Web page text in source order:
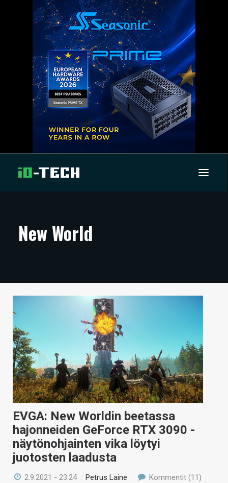
ARTIKKELIT
TECHBBS
TIETOA
HINTA.FI
KAUPPA
VAIHDA TEEMA
HAKU
New World
EVGA: New Worldin beetassa
hajonneiden GeForce RTX 3090 -
näytönohjainten vika löytyi
juotosten laadusta
2.9.2021 - 23:24 /Petrus Laine Kommentit (11)